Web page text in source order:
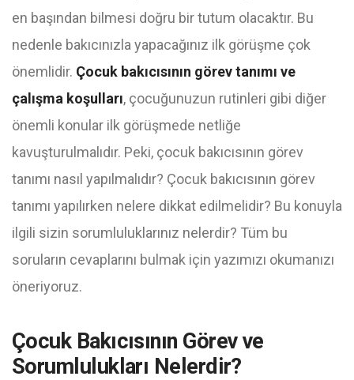
en başından bilmesi doğru bir tutum olacaktır. Bu
nedenle bakıcınızla yapacağınız ilk görüşme çok
önemlidir. Çocuk bakıcısının görev tanımı ve
çalışma koşulları, çocuğunuzun rutinleri gibi diğer
önemli konular ilk görüşmede netliğe
kavuşturulmalıdır. Peki, çocuk bakıcısının görev
tanımı nasıl yapılmalıdır? Çocuk bakıcısının görev
tanımı yapılırken nelere dikkat edilmelidir? Bu konuyla
ilgili sizin sorumluluklarınız nelerdir? Tüm bu
soruların cevaplarını bulmak için yazımızı okumanızı
öneriyoruz.
Çocuk Bakıcısının Görev ve
Sorumlulukları Nelerdir?